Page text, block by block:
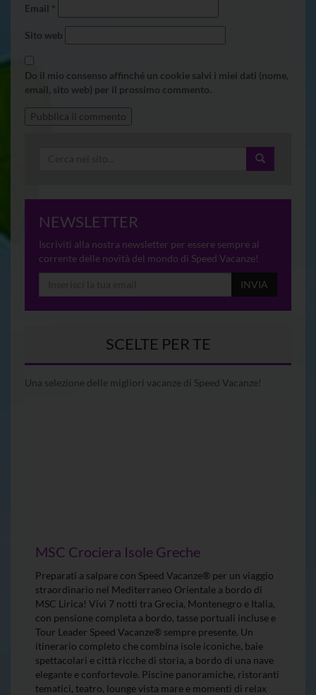
Email *
Sito web
Do il mio consenso affinché un cookie salvi i miei dati (nome,
email, sito web) per il prossimo commento.
NEWSLETTER
Iscriviti alla nostra newsletter per essere sempre al
corrente delle novità del mondo di Speed Vacanze!
INVIA
SCELTE PER TE
Una selezione delle migliori vacanze di Speed Vacanze!
MSC Crociera Isole Greche
Preparati a salpare con Speed Vacanze® per un viaggio
straordinario nel Mediterraneo Orientale a bordo di
MSC Lirica! Vivi 7 notti tra Grecia, Montenegro e Italia,
con pensione completa a bordo, tasse portuali incluse e
Tour Leader Speed Vacanze® sempre presente. Un
itinerario completo che combina isole iconiche, baie
spettacolari e città ricche di storia, a bordo di una nave
elegante e confortevole. Piscine panoramiche, ristoranti
tematici, teatro, lounge vista mare e momenti di relax